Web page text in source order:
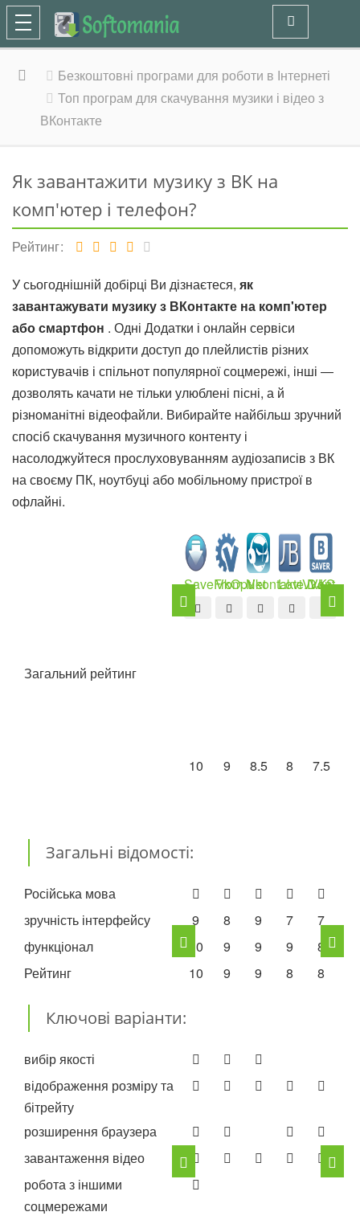
Безкоштовні програми для роботи в Інтернеті
Топ програм для скачування музики і відео з
ВКонтакте
Як завантажити музику з ВК на
комп'ютер і телефон?
Рейтинг
У сьогоднішній добірці Ви дізнаєтеся, як
завантажувати музику з ВКонтакте на комп'ютер
або смартфон . Одні Додатки і онлайн сервіси
допоможуть відкрити доступ до плейлистів різних
користувачів і спільнот популярної соцмережі, інші —
дозволять качати не тільки улюблені пісні, а й
різноманітні відеофайли. Вибирайте найбільш зручний
спосіб скачування музичного контенту і
насолоджуйтеся прослуховуванням аудіозаписів з ВК
на своєму ПК, ноутбуці або мобільному пристрої в
офлайні.
SaveFrom.Net
VkOptVkontakte.DJ
LoviVkontakte
VKSaver
Загальний рейтинг
10 9 8.5 8 7.5
Загальні відомості:
Російська мова
зручність інтерфейсу
функціонал
Рейтинг
9
10
10
8
9
9
9
9
9
7
9
8
7
8
8
Ключові варіанти:
вибір якості
відображення розміру та
бітрейту
розширення браузера
завантаження відео
робота з іншими
соцмережами